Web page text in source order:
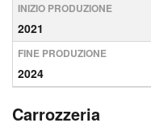
INIZIO PRODUZIONE
2021
FINE PRODUZIONE
2024
Carrozzeria